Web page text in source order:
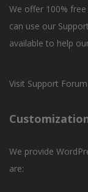
We offer 100%
can use our
available to help
Visit Support Forum
We provide
are: